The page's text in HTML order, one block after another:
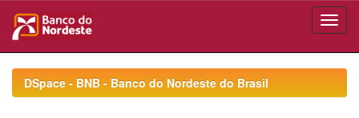
navigationDSpace - BNB - Banco do Nordeste do Brasil